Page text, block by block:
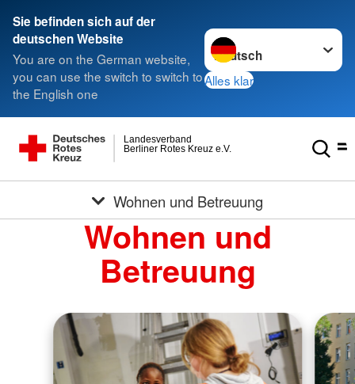
Sie befinden sich auf der
deutschen Website
You are on the German website,
you can use the switch to switch to
the English one
Sprache wechseln zu
Alles klar
Berliner Rotes Kreuz e.V.
Landesverband
Wohnen und Betreuung
Wohnen und
Betreuung